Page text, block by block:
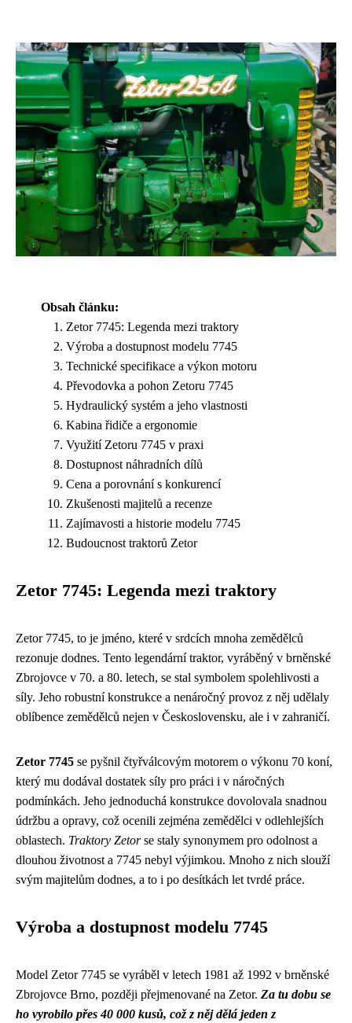
Obsah článku:
Zetor 7745: Legenda mezi traktory
Výroba a dostupnost modelu 7745
Technické specifikace a výkon motoru
Převodovka a pohon Zetoru 7745
Hydraulický systém a jeho vlastnosti
Kabina řidiče a ergonomie
Využití Zetoru 7745 v praxi
Dostupnost náhradních dílů
Cena a porovnání s konkurencí
Zkušenosti majitelů a recenze
Zajímavosti a historie modelu 7745
Budoucnost traktorů Zetor
Zetor 7745: Legenda mezi traktory
Zetor 7745, to je jméno, které v srdcích mnoha zemědělců
rezonuje dodnes. Tento legendární traktor, vyráběný v brněnské
Zbrojovce v 70. a 80. letech, se stal symbolem spolehlivosti a
síly. Jeho robustní konstrukce a nenáročný provoz z něj udělaly
oblíbence zemědělců nejen v Československu, ale i v zahraničí.
Zetor 7745 se pyšnil čtyřválcovým motorem o výkonu 70 koní,
který mu dodával dostatek síly pro práci i v náročných
podmínkách. Jeho jednoduchá konstrukce dovolovala snadnou
údržbu a opravy, což ocenili zejména zemědělci v odlehlejších
oblastech. Traktory Zetorse staly synonymem pro odolnost a
dlouhou životnost a 7745 nebyl výjimkou. Mnoho z nich slouží
svým majitelům dodnes, a to i po desítkách let tvrdé práce.
Výroba a dostupnost modelu 7745
Model Zetor 7745 se vyráběl v letech 1981 až 1992 v brněnské
Zbrojovce Brno, později přejmenované na Zetor. Za tu dobu se
ho vyrobilo přes 40 000 kusů, což z něj dělá jeden z